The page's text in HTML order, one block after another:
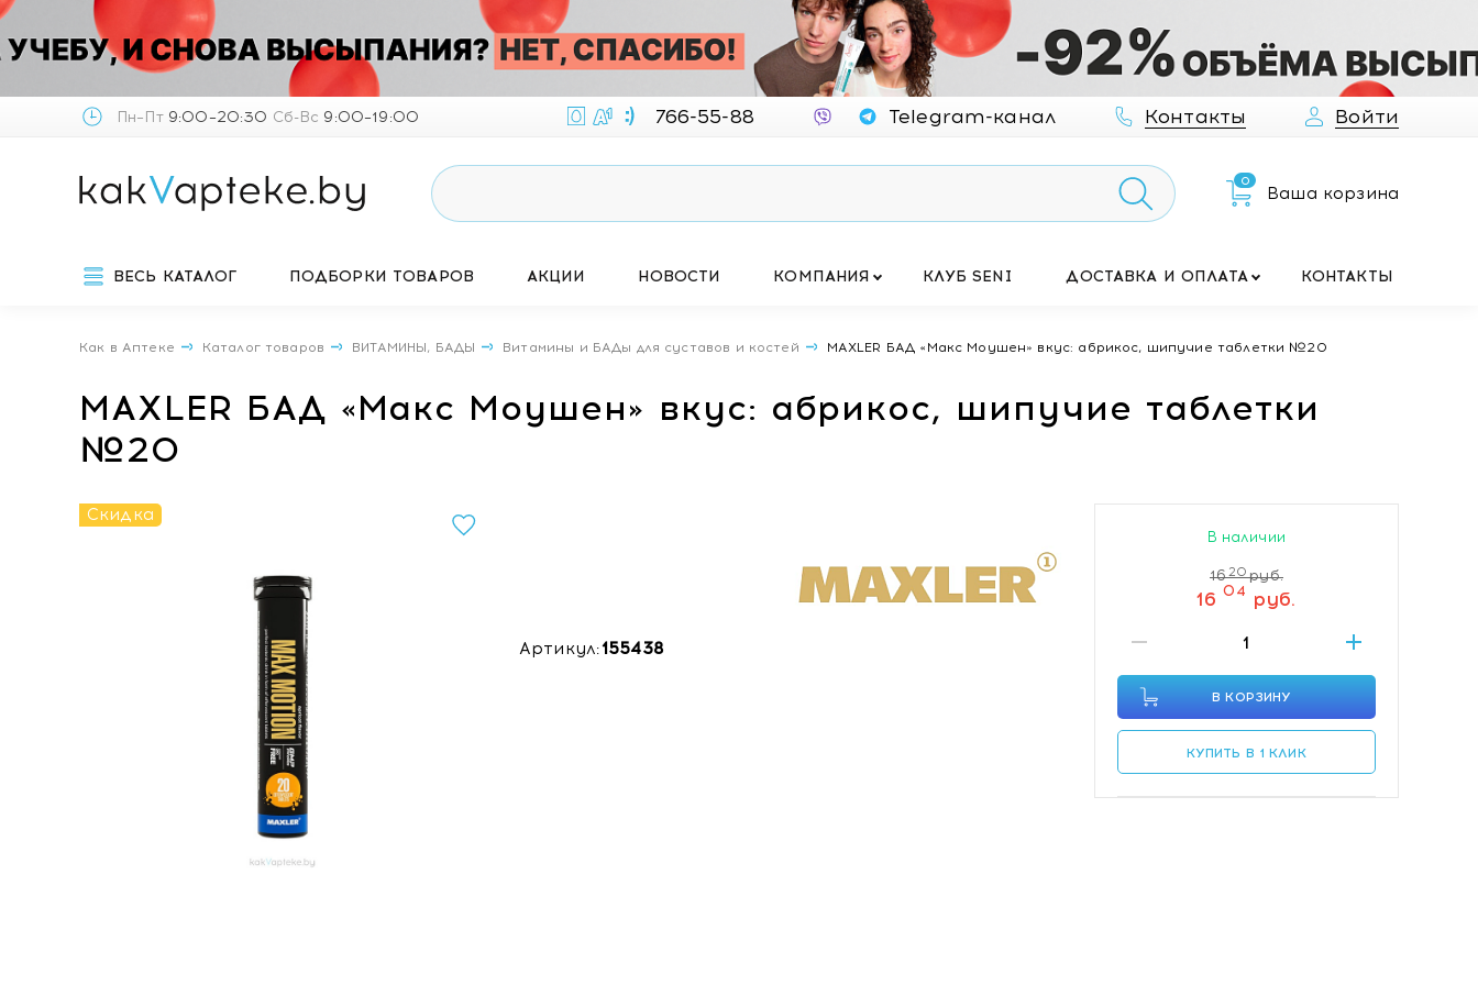
Пн–Пт9:00–20:30 Сб-Вс 9:00–19:00 766-55-88 Telegram-канал Контакты Войти
0
Ваша корзина
ВЕСЬ КАТАЛОГ ПОДБОРКИ ТОВАРОВ АКЦИИ НОВОСТИ КОМПАНИЯ КЛУБ SENI ДОСТАВКА И ОПЛАТА КОНТАКТЫ
Как в Аптеке Каталог товаров ВИТАМИНЫ, БАДЫ Витамины и БАДы для суставов и костей MAXLER БАД «Макс Моушен» вкус: абрикос, шипучие таблетки №20
MAXLER БАД «Макс Моушен» вкус: абрикос, шипучие таблетки
№20
Скидка
Артикул:155438
В наличии
1620 руб.
16 04 руб.
В КОРЗИНУ
КУПИТЬ В 1 КЛИК